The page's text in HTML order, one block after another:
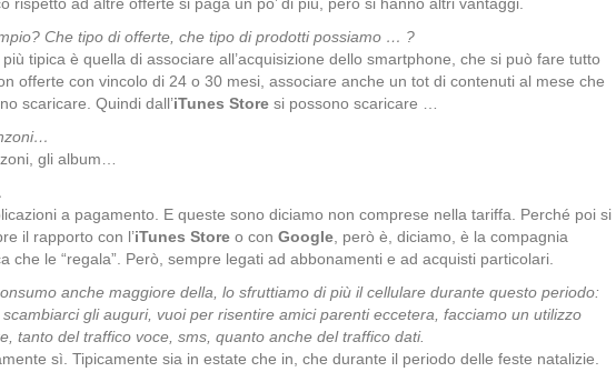
Che tipo di offerte, che tipo di prodotti possiamo … ?
più tipica è quella di associare all’acquisizione dello smartphone, che si può fare tutto
offerte con vincolo di 24 o 30 mesi, associare anche un tot di contenuti al mese che
scaricare. Quindi dall’iTunes Store si possono scaricare …
gli album…
a pagamento. E queste sono diciamo non comprese nella tariffa. Perché poi si
il rapporto con l’iTunes Store o con Google , però è, diciamo, è la compagnia
che le “regala”. Però, sempre legati ad abbonamenti e ad acquisti particolari.
anche maggiore della, lo sfruttiamo di più il cellulare durante questo periodo:
scambiarci gli auguri, vuoi per risentire amici parenti eccetera, facciamo un utilizzo
tanto del traffico voce, sms, quanto anche del traffico dati.
sì. Tipicamente sia in estate che in, che durante il periodo delle feste natalizie.